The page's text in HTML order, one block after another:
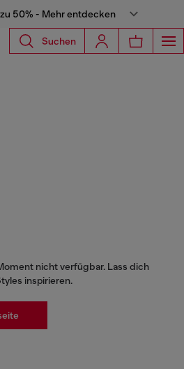
50% - Mehr entdecken
Suchen
nicht verfügbar. Lass dich
inspirieren.